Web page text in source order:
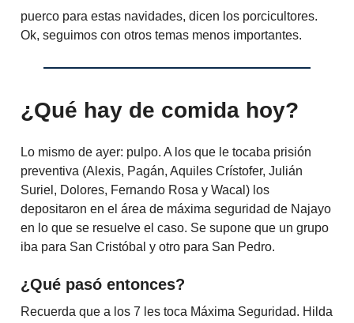
puerco para estas navidades, dicen los porcicultores.
Ok, seguimos con otros temas menos importantes.
¿Qué hay de comida hoy?
Lo mismo de ayer: pulpo. A los que le tocaba prisión
preventiva (Alexis, Pagán, Aquiles Crístofer, Julián
Suriel, Dolores, Fernando Rosa y Wacal) los
depositaron en el área de máxima seguridad de Najayo
en lo que se resuelve el caso. Se supone que un grupo
iba para San Cristóbal y otro para San Pedro.
¿Qué pasó entonces?
Recuerda que a los 7 les toca Máxima Seguridad. Hilda